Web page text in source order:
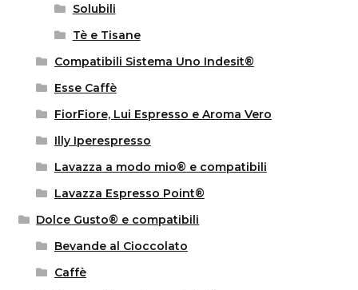
Solubili
Tè e Tisane
Compatibili Sistema Uno Indesit®
Esse Caffè
FiorFiore, Lui Espresso e Aroma Vero
Illy Iperespresso
Lavazza a modo mio® e compatibili
Lavazza Espresso Point®
Dolce Gusto® e compatibili
Bevande al Cioccolato
Caffè